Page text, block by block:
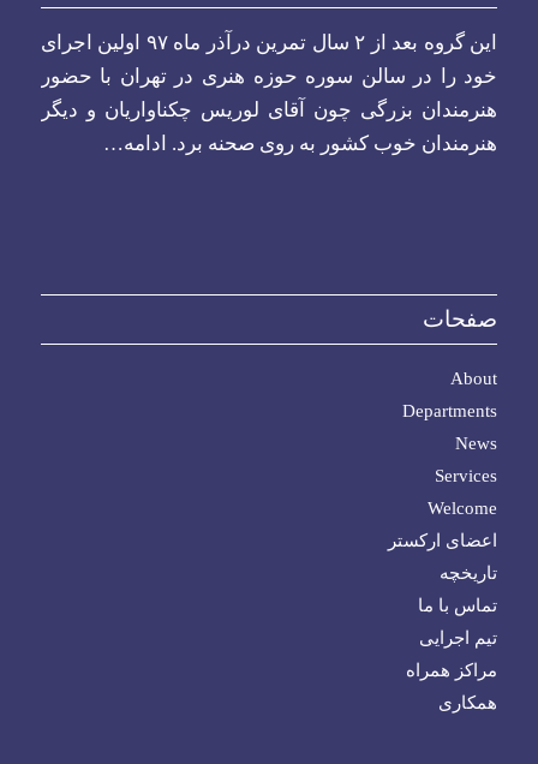
این گروه بعد از ۲ سال تمرین درآذر ماه ۹۷ اولین اجرای
خود را در سالن سوره حوزه هنری در تهران با حضور
هنرمندان بزرگی چون آقای لوریس چکناواریان و دیگر
هنرمندان خوب کشور به روی صحنه برد. ادامه…
صفحات
About
Departments
News
Services
Welcome
اعضای ارکستر
تاریخچه
تماس با ما
تیم اجرایی
مراکز همراه
همکاری